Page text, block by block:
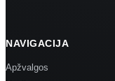
NAVIGACIJA
Apžvalgos